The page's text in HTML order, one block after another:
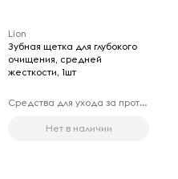
Lion
Зубная щетка для глубокого
очищения, средней
жесткости, 1шт
Средства для ухода за протезами
Нет в наличии